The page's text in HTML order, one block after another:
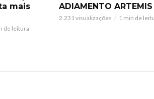
mais
de leitura
ADIAMENTO ARTEMIS
2.231 visualizações 1 min de